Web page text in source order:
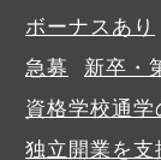
ボーナスあり
急募
新卒・
資格学校通
独立開業を支